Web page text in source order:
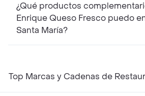
¿Qué productos
Enrique Queso Fresco puedo
Santa María?
Top Marcas y Cadenas de